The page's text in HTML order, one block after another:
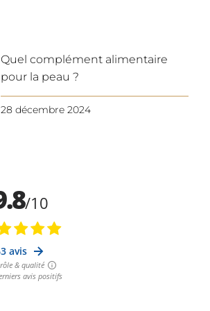
Quel complément alimentaire
pour la peau ?
28 décembre 2024